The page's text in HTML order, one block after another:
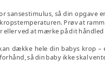
sansestimulus, så din
Prøv at
ved at mærke på dit håndled
dække hele din babys krop
så din baby ikke skal